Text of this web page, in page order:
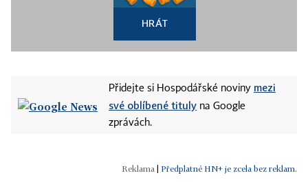
HRÁT
Přidejte si Hospodářské noviny mezi
své oblíbené tituly na Google
zprávách.
Předplatné HN+ je zcela bez reklam.